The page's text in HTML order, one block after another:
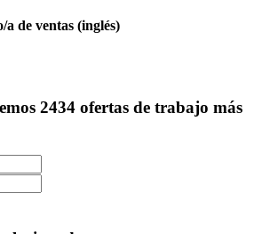
de ventas (inglés)
2434 ofertas de trabajo más